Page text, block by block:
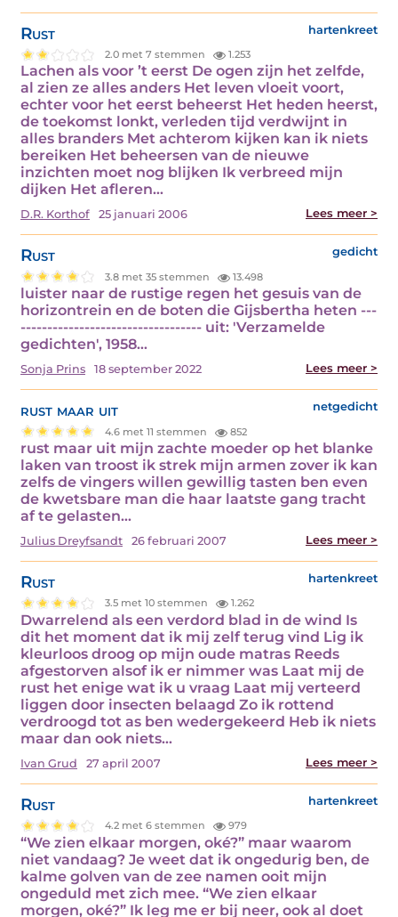
Rust hartenkreet
2.0 met 7 stemmen 1.253
Lachen als voor ’t eerst De ogen zijn het zelfde,
al zien ze alles anders Het leven vloeit voort,
echter voor het eerst beheerst Het heden heerst,
de toekomst lonkt, verleden tijd verdwijnt in
alles branders Met achterom kijken kan ik niets
bereiken Het beheersen van de nieuwe
inzichten moet nog blijken Ik verbreed mijn
dijken Het afleren…
D.R. Korthof 25 januari 2006 Lees meer >
Rust gedicht
3.8 met 35 stemmen 13.498
luister naar de rustige regen het gesuis van de
horizontrein en de boten die Gijsbertha heten ---
---------------------------------- uit: 'Verzamelde
gedichten', 1958…
Sonja Prins 18 september 2022 Lees meer >
rust maar uit netgedicht
4.6 met 11 stemmen 852
rust maar uit mijn zachte moeder op het blanke
laken van troost ik strek mijn armen zover ik kan
zelfs de vingers willen gewillig tasten ben even
de kwetsbare man die haar laatste gang tracht
af te gelasten…
Julius Dreyfsandt 26 februari 2007 Lees meer >
Rust hartenkreet
3.5 met 10 stemmen 1.262
Dwarrelend als een verdord blad in de wind Is
dit het moment dat ik mij zelf terug vind Lig ik
kleurloos droog op mijn oude matras Reeds
afgestorven alsof ik er nimmer was Laat mij de
rust het enige wat ik u vraag Laat mij verteerd
liggen door insecten belaagd Zo ik rottend
verdroogd tot as ben wedergekeerd Heb ik niets
maar dan ook niets…
Ivan Grud 27 april 2007 Lees meer >
Rust hartenkreet
4.2 met 6 stemmen 979
“We zien elkaar morgen, oké?” maar waarom
niet vandaag? Je weet dat ik ongedurig ben, de
kalme golven van de zee namen ooit mijn
ongeduld met zich mee. “We zien elkaar
morgen, oké?” Ik leg me er bij neer, ook al doet